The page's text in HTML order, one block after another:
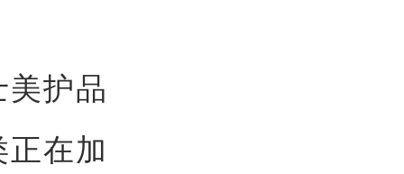
护品
在加